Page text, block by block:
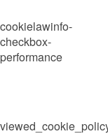
cookielawinfo-
checkbox-
performance